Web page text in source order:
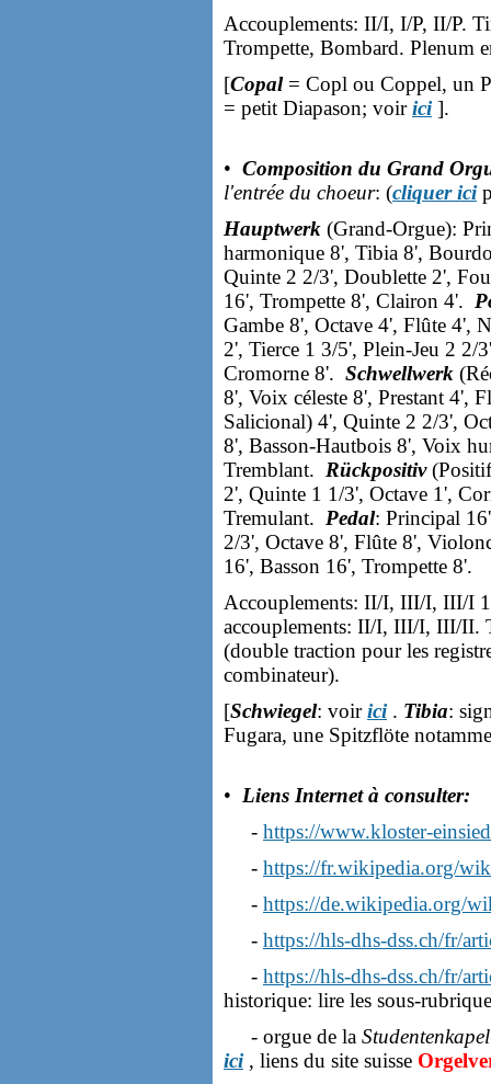
Accouplements: II/I, I/P, II/P.
Trompette, Bombard. Plenum
[Copal= Copl ou Coppel, un
= petit Diapason; voirici].
• Composition du Grand
l'entrée du choeur: (cliquer ici
Hauptwerk (Grand-Orgue):
harmonique 8', Tibia 8',
Quinte 2 2/3', Doublette 2',
16', Trompette 8', Clairon 4'.
Gambe 8', Octave 4', Flûte 4',
2', Tierce 1 3/5', Plein-Jeu 2 2/
Cromorne 8'. Schwellwerk
8', Voix céleste 8', Prestant 4',
Salicional) 4', Quinte 2 2/3',
8', Basson-Hautbois 8', Voix
Tremblant. Rückpositiv(Positif
2', Quinte 1 1/3', Octave 1',
Tremulant. Pedal: Principal
2/3', Octave 8', Flûte 8',
16', Basson 16', Trompette 8'.
Accouplements: II/I, III/I, III/I
accouplements: II/I, III/I, III/II.
(double traction pour les
combinateur).
[Schwiegel: voirici. Tibia:
Fugara, une Spitzflöte
• Liens Internet à consulter:
- https://www.kloster-
- https://fr.wikipedia.org/
- https://de.wikipedia.org/
- https://hls-dhs-dss.ch/fr/
- https://hls-dhs-dss.ch/fr/
historique: lire les sous-
- orgue de la
ici, liens du site suisse